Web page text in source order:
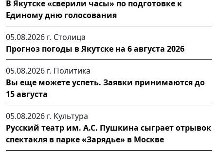
В Якутске «сверили часы» по подготовке к
Единому дню голосования
05.08.2026 г. Столица
Прогноз погоды в Якутске на 6 августа 2026
05.08.2026 г. Политика
Вы еще можете успеть. Заявки принимаются до
15 августа
05.08.2026 г. Культура
Русский театр им. А.С. Пушкина сыграет отрывок
спектакля в парке «Зарядье» в Москве